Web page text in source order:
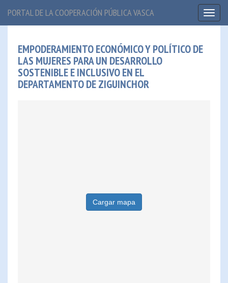
PORTAL DE LA COOPERACIÓN PÚBLICA VASCA
EMPODERAMIENTO ECONÓMICO Y POLÍTICO DE
LAS MUJERES PARA UN DESARROLLO
SOSTENIBLE E INCLUSIVO EN EL
DEPARTAMENTO DE ZIGUINCHOR
Cargar mapa